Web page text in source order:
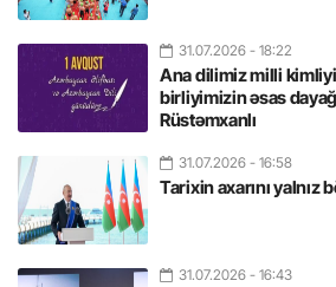
31.07.2026 - 18:22
Ana dilimiz milli
birliyimizin əsas
Rüstəmxanlı
31.07.2026 - 16:58
Tarixin axarını
31.07.2026 - 16:43